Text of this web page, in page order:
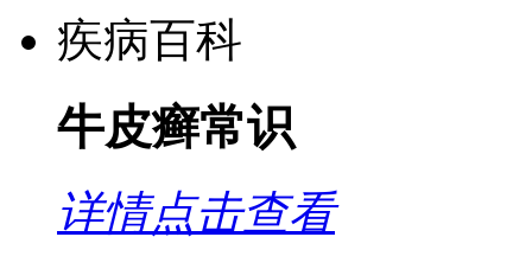
疾病百科
牛皮癣常识
详情点击查看